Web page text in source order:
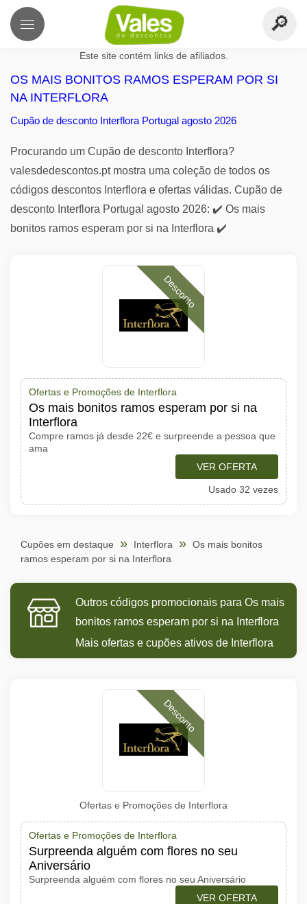
Este site contém links de afiliados.
OS MAIS BONITOS RAMOS ESPERAM POR SI
NA INTERFLORA
Cupão de desconto Interflora Portugal agosto 2026
Procurando um Cupão de desconto Interflora?
valesdedescontos.pt mostra uma coleção de todos os
códigos descontos Interflora e ofertas válidas. Cupão de
desconto Interflora Portugal agosto 2026: ✔️ Os mais
bonitos ramos esperam por si na Interflora ✔️
Desconto
Ofertas e Promoções de Interflora
Os mais bonitos ramos esperam por si na
Interflora
Compre ramos já desde 22€ e surpreende a pessoa que
ama
VER OFERTA
Usado 32 vezes
Cupões em destaque Interflora
Os mais bonitos
ramos esperam por si na Interflora
Outros códigos promocionais para Os mais
bonitos ramos esperam por si na Interflora
Mais ofertas e cupões ativos de Interflora
Desconto
Ofertas e Promoções de Interflora
Ofertas e Promoções de Interflora
Surpreenda alguém com flores no seu
Aniversário
Surpreenda alguém com flores no seu Aniversário
VER OFERTA